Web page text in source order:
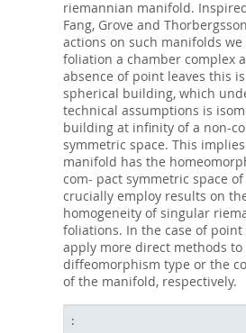
riemannian manifold.
Fang, Grove and
actions on such manifolds we
foliation a chamber complex
absence of point leaves this
spherical building, which
technical assumptions is
building at infinity of a non-
symmetric space. This
manifold has the
com- pact symmetric space
crucially employ results on
homogeneity of singular
foliations. In the case of point
apply more direct methods
diffeomorphism type or the
of the manifold, respectively.